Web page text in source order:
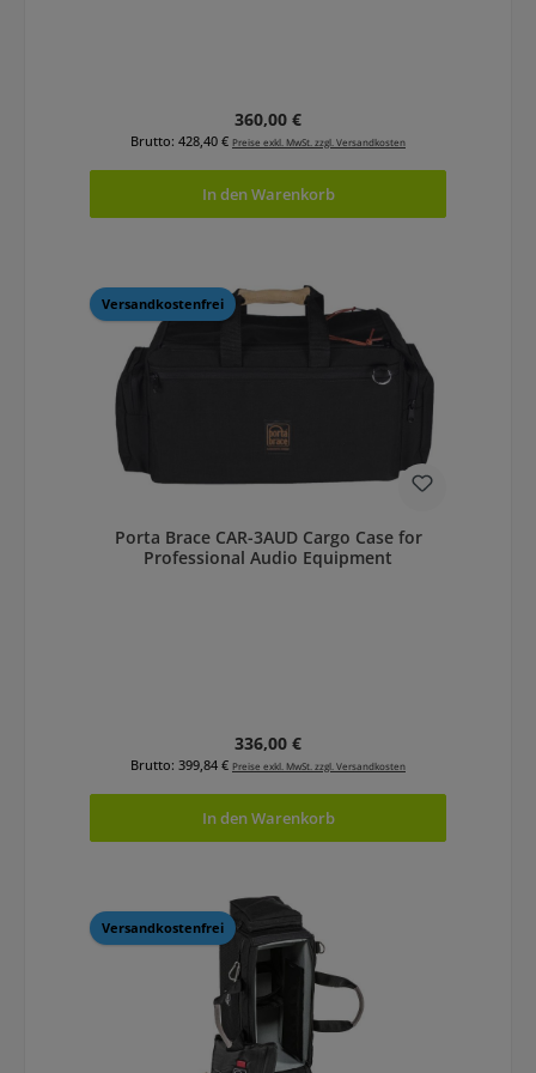
Regulärer Preis:
360,00 €
Brutto: 428,40 € Preise exkl. MwSt. zzgl. Versandkosten
In den Warenkorb
Versandkostenfrei
Porta Brace CAR-3AUD Cargo Case for
Professional Audio Equipment
Regulärer Preis:
336,00 €
Brutto: 399,84 € Preise exkl. MwSt. zzgl. Versandkosten
In den Warenkorb
Versandkostenfrei